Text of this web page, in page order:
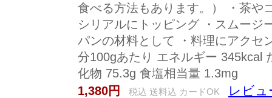
食べる方法もあります。） ・茶や
シリアルにトッピング ・スムージ
パンの材料として ・料理にアクセ
分100gあたり エネルギー 345kcal
化物 75.3g 食塩相当量 1.3mg
1,380円
税込 送料込 カードOK レビュ